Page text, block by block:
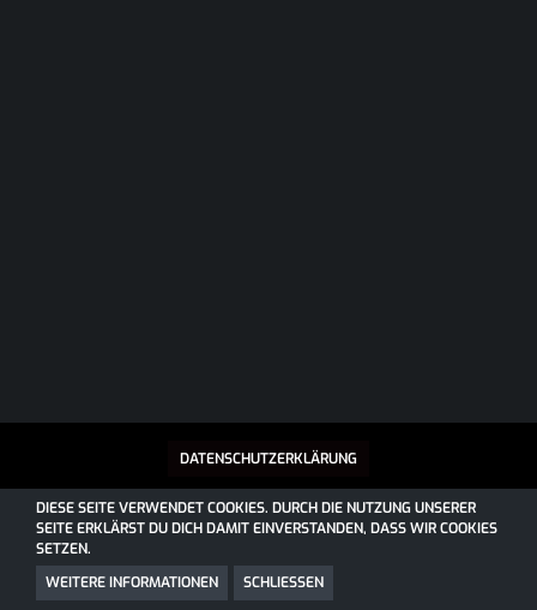
DATENSCHUTZERKLÄRUNG
SOCIALBOX, ENTWICKELT VON WEBEXPANDED
COMMUNITY-DESIGN: COMMUNITYVON
DIESE SEITE VERWENDET COOKIES. DURCH DIE NUTZUNG UNSERER
SEITE ERKLÄRST DU DICH DAMIT EINVERSTANDEN, DASS WIR COOKIES
SETZEN.
WEITERE INFORMATIONEN
SCHLIESSEN